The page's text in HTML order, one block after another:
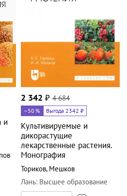
и
2 342 ₽ 4 684
–50 % Выгода 2342 ₽
Культивируемые и
дикорастущие
лекарственные растения.
Монография
Ториков, Мешков
Лань: Высшее образование